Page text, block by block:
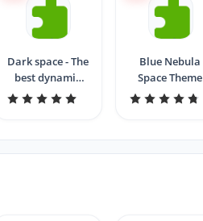
Dark space - The
best dynamic
theme
Blue Nebula
Space Theme